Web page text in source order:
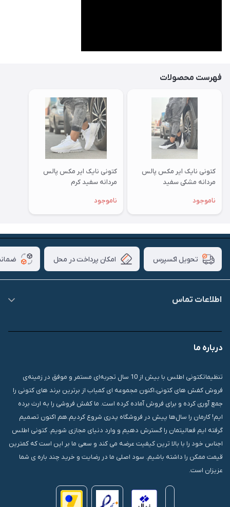
فهرست محصولات
کتونی نایک ایر مکس پالس
مردانه مشکی سفید
ناموجود
کتونی نایک ایر مکس پالس
مردانه سفید کرم
ناموجود
تحویل اکسپرس امکان پرداخت در محل
اطلاعات تماس
درباره ما
تنظیماتکتونی اطلس با بیش از 10 سال تجربه‌ای مستمر و موفق در زمینه‌ی
فروش کفش های کتونی،اکنون مجموعه ای کمیاب از برترین برند های کتونی را
جمع آوری کرده و برای فروش آماده کرده است. ما کفش فروشی را به ارث برده
ایم! کارمان را سال‌ها پیش در فروشگاه پدری شروع کردیم.هم اکنون تصمیم
گرفته ایم فعالیتمان را گسترش دهیم و وارد دنیای مجازی شویم. کتونی اطلس
اجناس خود را با بالا ترین کیفیت عرضه می کند و سعی ما بر این است که کمترین
قیمت ممکن را داشته باشیم. سود اصلی ما در رضایت و خرید چند باره ی شما
عزیزان است.